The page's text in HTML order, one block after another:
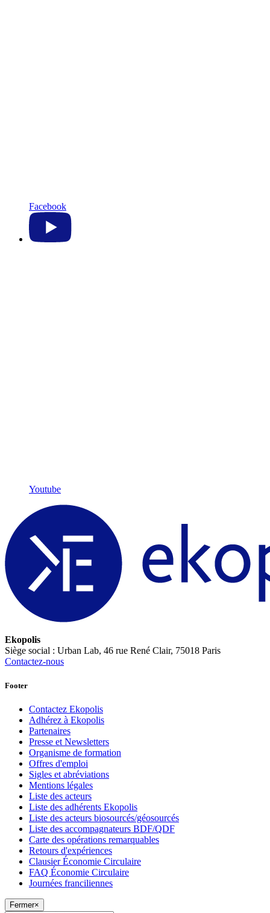
Facebook
Youtube
Ekopolis
Siège social : Urban Lab, 46 rue René Clair, 75018 Paris
Contactez-nous
Footer
Contactez Ekopolis
Adhérez à Ekopolis
Partenaires
Presse et Newsletters
Organisme de formation
Offres d'emploi
Sigles et abréviations
Mentions légales
Liste des acteurs
Liste des adhérents Ekopolis
Liste des acteurs biosourcés/géosourcés
Liste des accompagnateurs BDF/QDF
Carte des opérations remarquables
Retours d'expériences
Clausier Économie Circulaire
FAQ Économie Circulaire
Journées franciliennes
Fermer×